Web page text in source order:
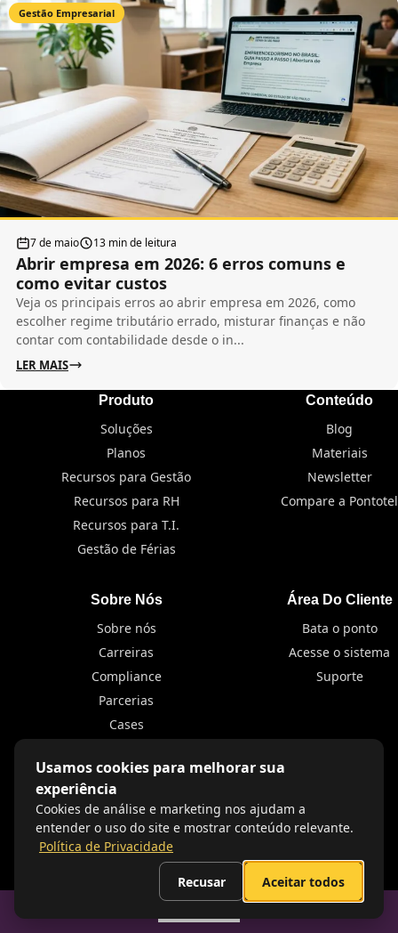
Gestão Empresarial
7 de maio 13 min de leitura
Abrir empresa em 2026: 6 erros comuns e
como evitar custos
Veja os principais erros ao abrir empresa em 2026, como
escolher regime tributário errado, misturar finanças e não
contar com contabilidade desde o in...
LER MAIS
Produto
Soluções
Planos
Recursos para Gestão
Recursos para RH
Recursos para T.I.
Gestão de Férias
Conteúdo
Blog
Materiais
Newsletter
Compare a Pontotel
Sobre Nós
Sobre nós
Carreiras
Compliance
Parcerias
Cases
Área Do Cliente
Bata o ponto
Acesse o sistema
Suporte
Legal
Termos de uso
Política de Privacidade
Política de Segurança da Informação
Contato
Usamos cookies para melhorar sua
experiência
Cookies de análise e marketing nos ajudam a
entender o uso do site e mostrar conteúdo relevante.
Política de Privacidade
Recusar Aceitar todos